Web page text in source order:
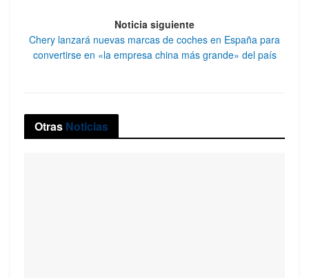
Noticia siguiente
Chery lanzará nuevas marcas de coches en España para
convertirse en «la empresa china más grande» del país
Otras Noticias